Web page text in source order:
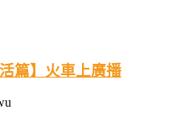
篇】火車上廣播